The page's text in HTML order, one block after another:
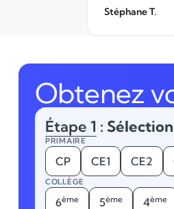
Stéphane T.
Obtenez
Étape 1 :
PRIMAIRE
CP CE1 CE2
COLLÈGE
6ème 5ème 4ème